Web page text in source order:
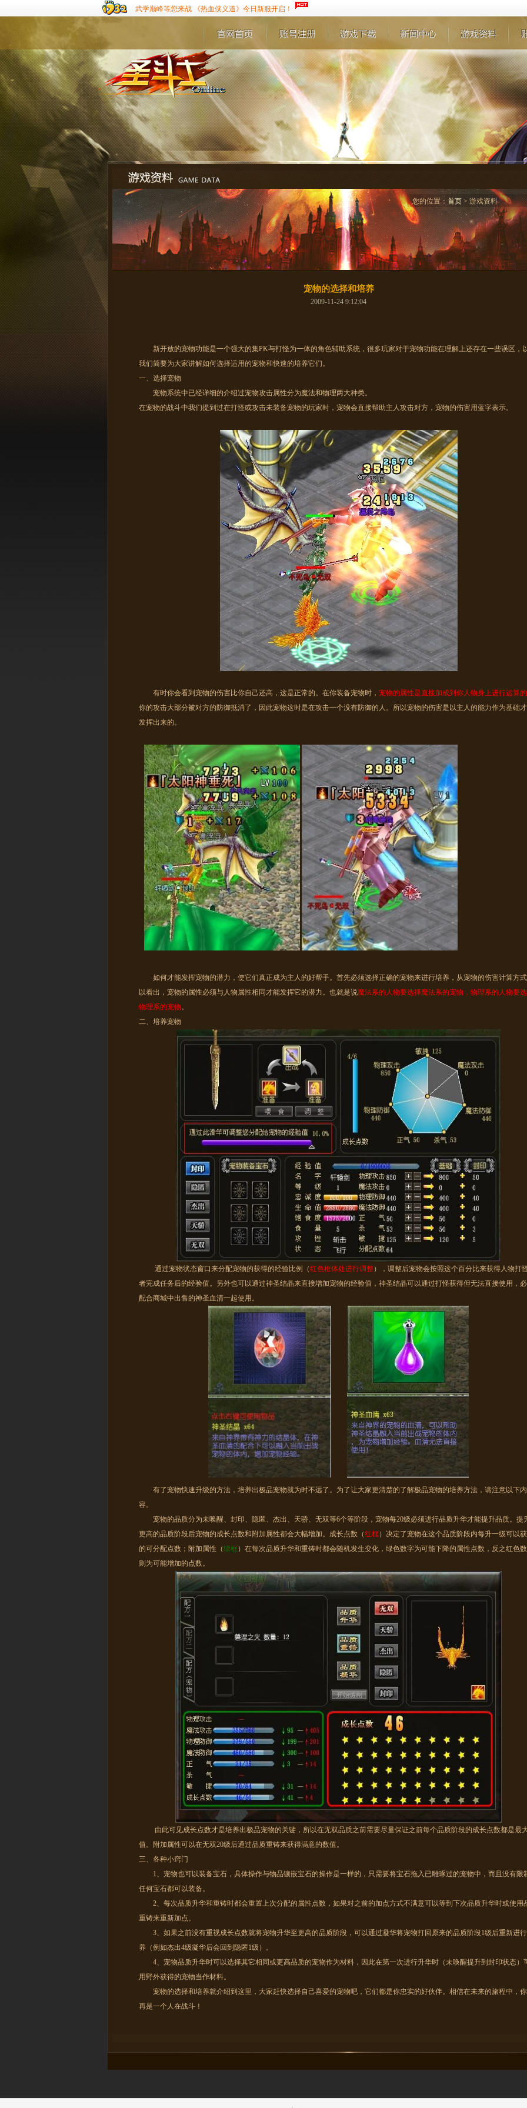
武学巅峰等您来战 《热血侠义道》今日新服开启！
您的位置： 首页 > 游戏资料
宠物的选择和培养
2009-11-24 9:12:04
新开放的宠物功能是一个强大的集PK与打怪为一体的角色辅助系统，很多玩家对于宠物功能在理解上还存在一些误区，
我们简要为大家讲解如何选择适用的宠物和快速的培养它们。
一、选择宠物
宠物系统中已经详细的介绍过宠物攻击属性分为魔法和物理两大种类。
在宠物的战斗中我们提到过在打怪或攻击未装备宠物的玩家时，宠物会直接帮助主人攻击对方，宠物的伤害用蓝字表示。
有时你会看到宠物的伤害比你自己还高，这是正常的。在你装备宠物时， 宠物的属性是直接加成到你人物身上进行运算的
你的攻击大部分被对方的防御抵消了，因此宠物这时是在攻击一个没有防御的人。所以宠物的伤害是以主人的能力作为基础
发挥出来的。
如何才能发挥宠物的潜力，使它们真正成为主人的好帮手。首先必须选择正确的宠物来进行培养，从宠物的伤害计算方
以看出，宠物的属性必须与人物属性相同才能发挥它的潜力。也就是说魔法系的人物要选择魔法系的宠物，物理系的人物要
物理系的宠物。
二、培养宠物
通过宠物状态窗口来分配宠物的获得的经验比例（红色框体处进行调整），调整后宠物会按照这个百分比来获得人物打
者完成任务后的经验值。另外也可以通过神圣结晶来直接增加宠物的经验值，神圣结晶可以通过打怪获得但无法直接使用，
配合商城中出售的神圣血清一起使用。
有了宠物快速升级的方法，培养出极品宠物就为时不远了。为了让大家更清楚的了解极品宠物的培养方法，请注意以下内
容。
宠物的品质分为未唤醒、封印、隐匿、杰出、天骄、无双等6个等阶段，宠物每20级必须进行品质升华才能提升品质。提
更高的品质阶段后宠物的成长点数和附加属性都会大幅增加。成长点数（红框）决定了宠物在这个品质阶段内每升一级可以
的可分配点数；附加属性（绿框）在每次品质升华和重铸时都会随机发生变化，绿色数字为可能下降的属性点数，反之红色
则为可能增加的点数。
由此可见成长点数才是培养出极品宠物的关键，所以在无双品质之前需要尽量保证之前每个品质阶段的成长点数都是最
值。附加属性可以在无双20级后通过品质重铸来获得满意的数值。
三、各种小窍门
1、宠物也可以装备宝石，具体操作与物品镶嵌宝石的操作是一样的，只需要将宝石拖入已雕琢过的宠物中，而且没有限
任何宝石都可以装备。
2、每次品质升华和重铸时都会重置上次分配的属性点数，如果对之前的加点方式不满意可以等到下次品质升华时或使用
重铸来重新加点。
3、如果之前没有重视成长点数就将宠物升华至更高的品质阶段，可以通过凝华将宠物打回原来的品质阶段1级后重新进
养（例如杰出4级凝华后会回到隐匿1级）。
4、宠物品质升华时可以选择其它相同或更高品质的宠物作为材料，因此在第一次进行升华时（未唤醒提升到封印状态）
用野外获得的宠物当作材料。
宠物的选择和培养就介绍到这里，大家赶快选择自己喜爱的宠物吧，它们都是你忠实的好伙伴。相信在未来的旅程中，
再是一个人在战斗！